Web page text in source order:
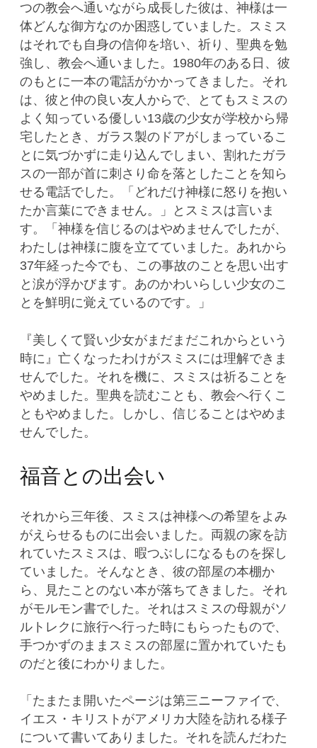
つの教会へ通いながら成長した彼は、神様は一
体どんな御方なのか困惑していました。スミス
はそれでも自身の信仰を培い、祈り、聖典を勉
強し、教会へ通いました。1980年のある日、彼
のもとに一本の電話がかかってきました。それ
は、彼と仲の良い友人からで、とてもスミスの
よく知っている優しい13歳の少女が学校から帰
宅したとき、ガラス製のドアがしまっているこ
とに気づかずに走り込んでしまい、割れたガラ
スの一部が首に刺さり命を落としたことを知ら
せる電話でした。「どれだけ神様に怒りを抱い
たか言葉にできません。」とスミスは言いま
す。「神様を信じるのはやめませんでしたが、
わたしは神様に腹を立てていました。あれから
37年経った今でも、この事故のことを思い出す
と涙が浮かびます。あのかわいらしい少女のこ
とを鮮明に覚えているのです。」
『美しくて賢い少女がまだまだこれからという
時に』亡くなったわけがスミスには理解できま
せんでした。それを機に、スミスは祈ることを
やめました。聖典を読むことも、教会へ行くこ
ともやめました。しかし、信じることはやめま
せんでした。
福音との出会い
それから三年後、スミスは神様への希望をよみ
がえらせるものに出会いました。両親の家を訪
れていたスミスは、暇つぶしになるものを探し
ていました。そんなとき、彼の部屋の本棚か
ら、見たことのない本が落ちてきました。それ
がモルモン書でした。それはスミスの母親がソ
ルトレクに旅行へ行った時にもらったもので、
手つかずのままスミスの部屋に置かれていたも
のだと後にわかりました。
「たまたま開いたページは第三ニーファイで、
イエス・キリストがアメリカ大陸を訪れる様子
について書いてありました。それを読んだわた